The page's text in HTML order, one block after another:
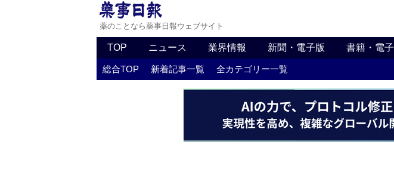
薬のことなら薬事日報ウェブサイト
TOP ニュース 業界情報 新聞・電子版 書籍・電
総合TOP 新着記事一覧 全カテゴリー一覧